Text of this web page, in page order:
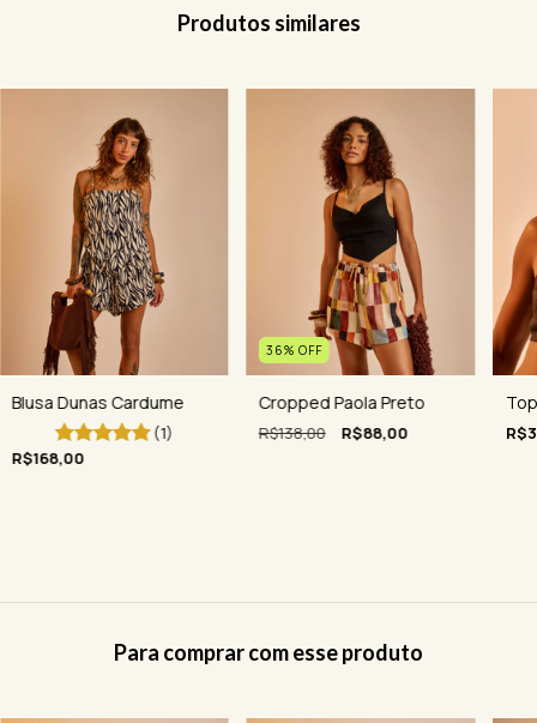
Produtos similares
Blusa Dunas Cardume
(1)
R$168,00
36% OFF
Cropped Paola Preto
R$138,00 R$88,00
Para comprar com esse produto